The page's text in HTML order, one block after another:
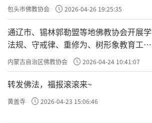
包头市佛教协会 2026-04-26 19:25:35
通辽市、锡林郭勒盟等地佛教协会开展学
法规、守戒律、重修为、树形象教育工作
专题学习会
内蒙古自治区佛教协会 2026-04-24 10:41:07
转发佛法，福报滚滚来~
黄盖寺 2026-04-23 15:06:46